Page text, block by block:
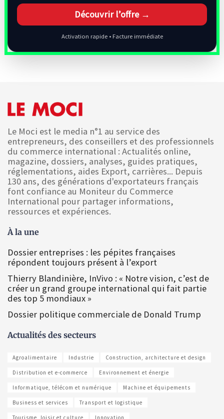
Découvrir l’offre →
Activation rapide • Facture immédiate
Le Moci est le media n°1 au service des
entrepreneurs, des conseillers et des professionnels
du commerce international : Actualités online,
magazine, dossiers, analyses, guides pratiques,
réglementations, aides Export, carrières... Depuis
130 ans, des générations d'exportateurs français
font confiance au Moniteur du Commerce
International pour partager informations,
ressources et expériences.
À la une
Dossier entreprises : les pépites françaises
répondent toujours présent à l’export
Thierry Blandinière, InVivo : « Notre vision, c’est de
créer un grand groupe international qui fait partie
des top 5 mondiaux »
Dossier politique commerciale de Donald Trump
Actualités des secteurs
Agroalimentaire Industrie Construction, architecture et design
Distribution et e-commerce Environnement et énergie
Informatique, télécom et numérique Machine et équipements
Business et services Transport et logistique